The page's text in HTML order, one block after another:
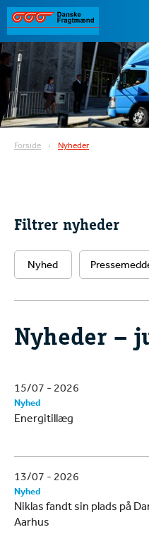
Forside Nyheder
Filtrer nyheder
Nyhed
Nyheder –
15/07 - 2026
Nyhed
Energitillæg
13/07 - 2026
Nyhed
Niklas fandt sin plads på
Aarhus